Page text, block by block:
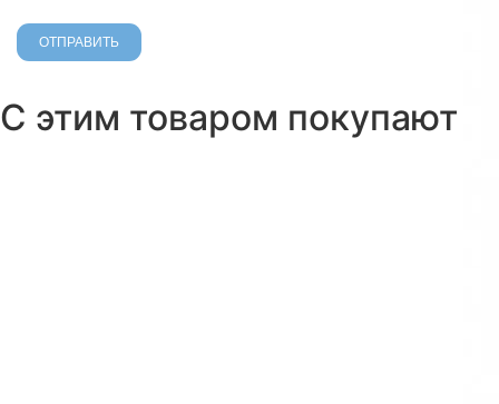
С этим товаром покупают